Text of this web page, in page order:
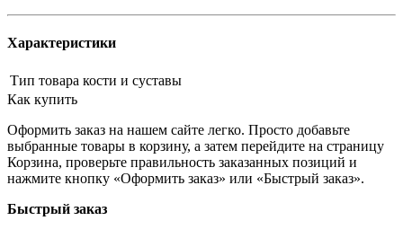
Характеристики
Тип товара кости и суставы
Как купить
Оформить заказ на нашем сайте легко. Просто добавьте
выбранные товары в корзину, а затем перейдите на страницу
Корзина, проверьте правильность заказанных позиций и
нажмите кнопку «Оформить заказ» или «Быстрый заказ».
Быстрый заказ